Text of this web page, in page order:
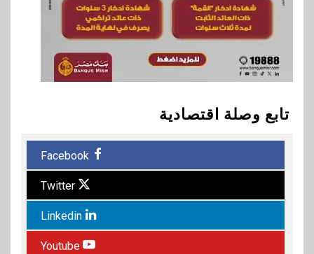
تابع وصلة اقتصادية
Facebook
Twitter
Linkedin
Youtube